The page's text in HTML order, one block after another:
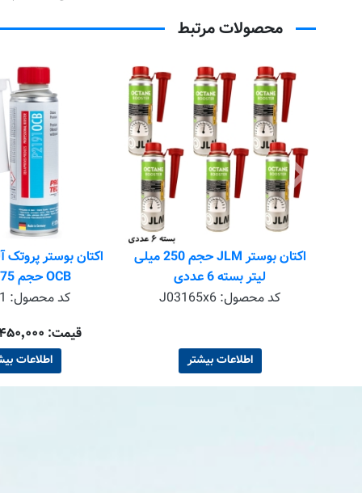
محصولات مرتبط
اکتان بوستر JLM حجم 250 میلی
لیتر بسته 6 عددی
کد محصول: J03165x6
اطلاعات بیشتر
OCB حجم 375 میل
کد محصول:
قیمت: ۱٬۴۵۰٬۰۰۰ تومان
اطلاعات